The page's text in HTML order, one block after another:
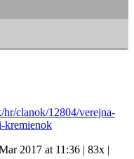
clanok/12804/verejna-
kremienok
2017 at 11:36 | 83x |